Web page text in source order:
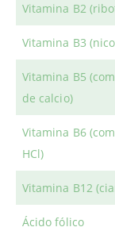
Vitamina B2
Vitamina B3
Vitamina B5
de calcio)
Vitamina B6
HCl)
Vitamina B12
Ácido fólico